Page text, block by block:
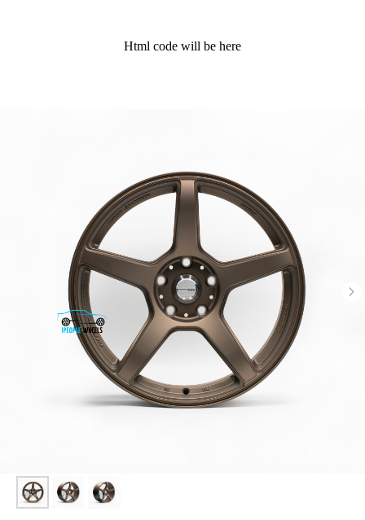
Html code will be here